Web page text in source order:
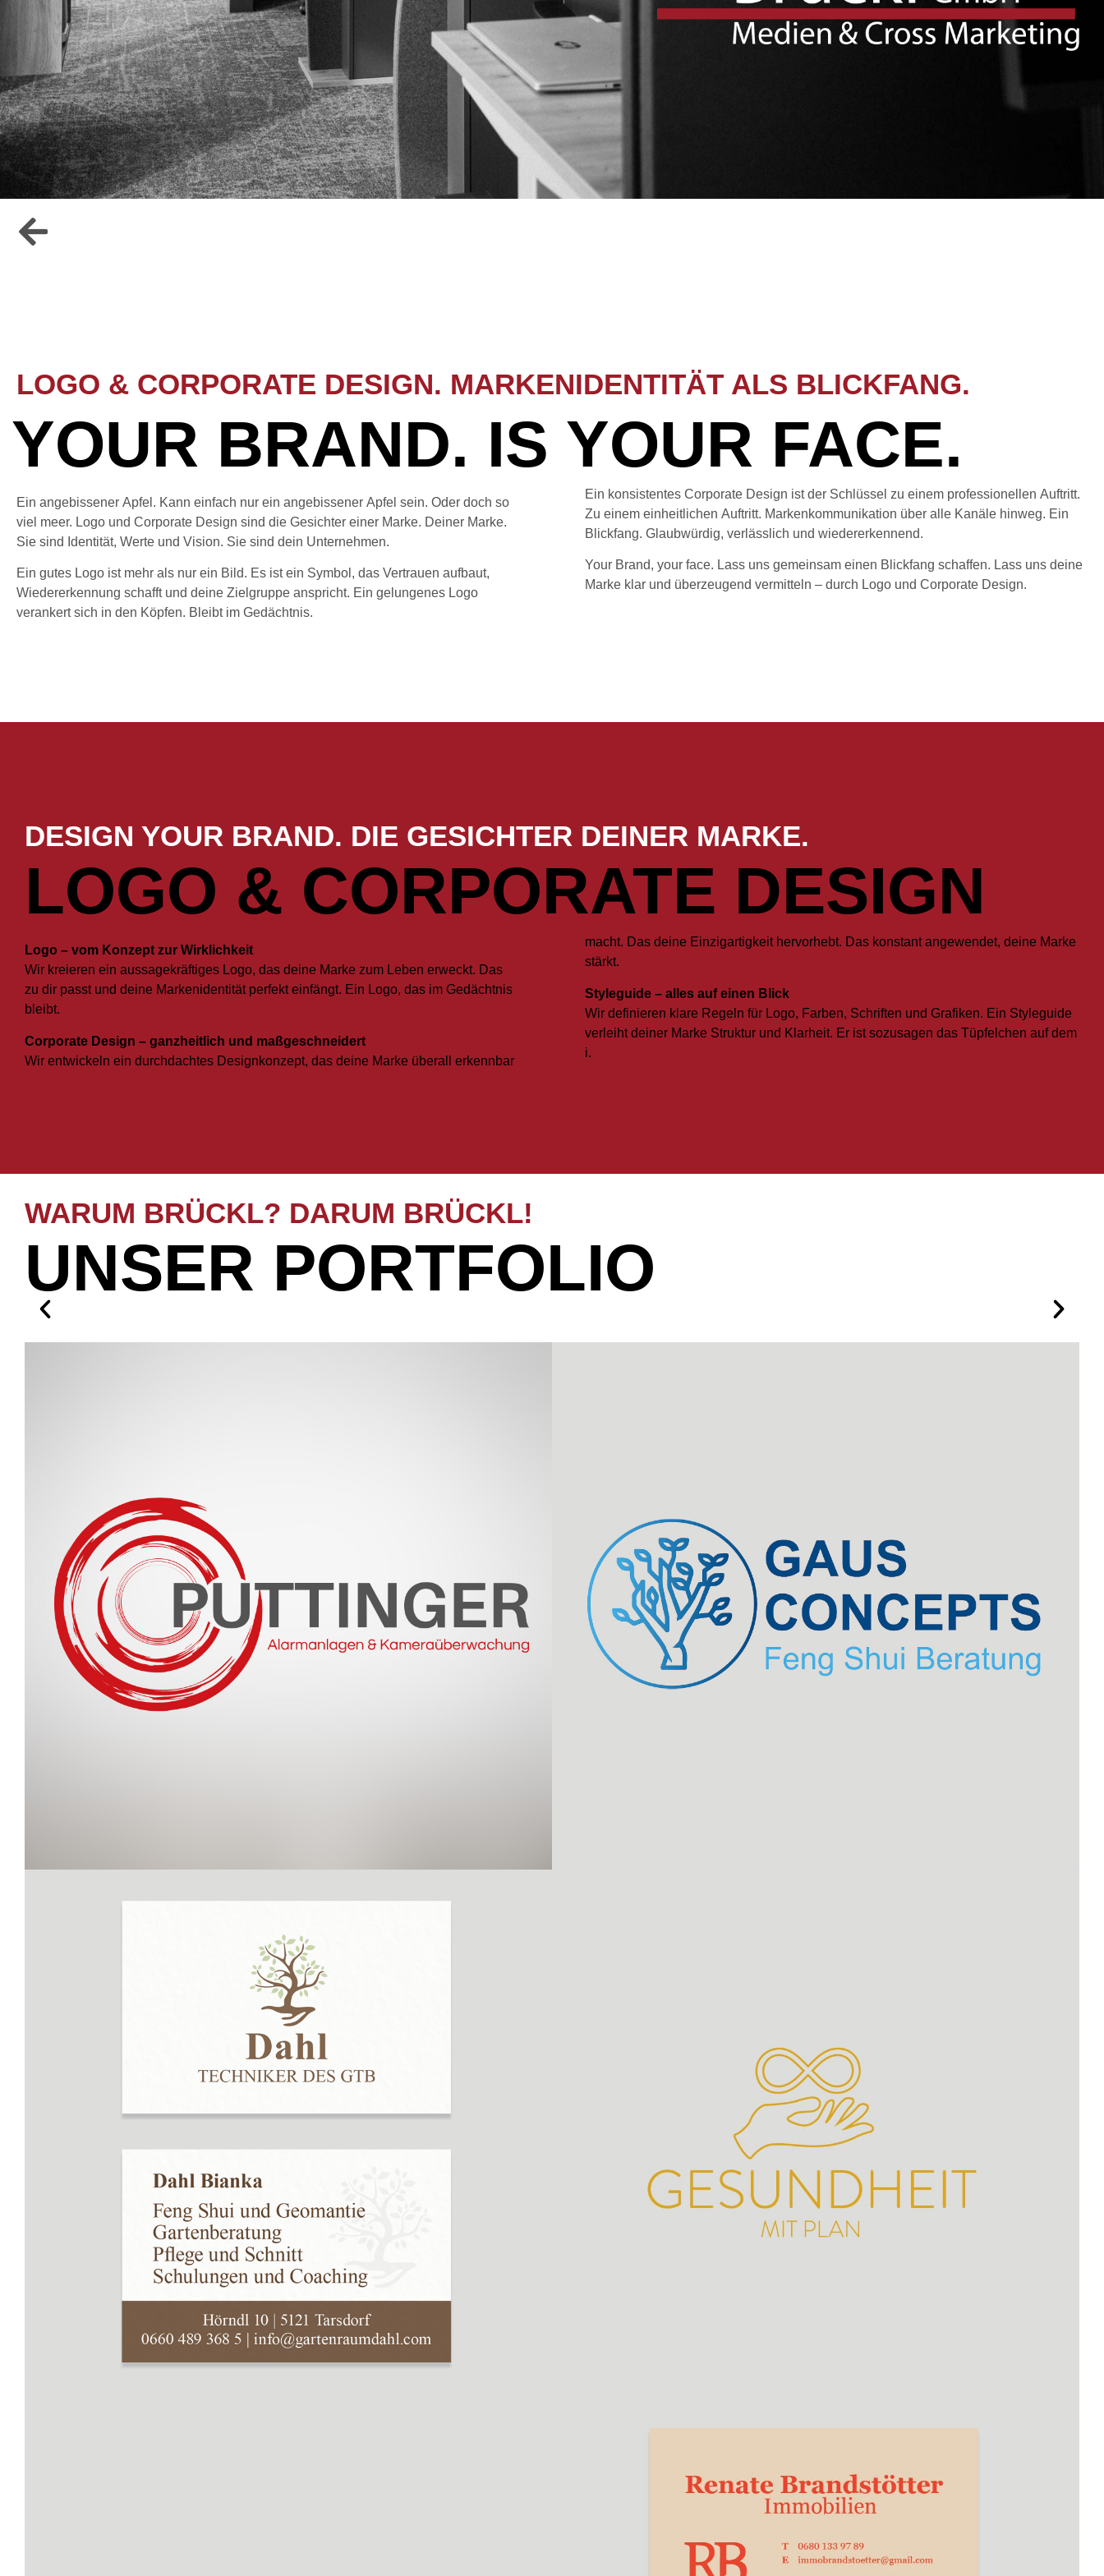
LOGO & CORPORATE DESIGN. MARKENIDENTITÄT ALS BLICKFANG.
YOUR BRAND. IS YOUR FACE.
Ein angebissener Apfel. Kann einfach nur ein angebissener Apfel sein. Oder doch so
viel meer. Logo und Corporate Design sind die Gesichter einer Marke. Deiner Marke.
Sie sind Identität, Werte und Vision. Sie sind dein Unternehmen.
Ein gutes Logo ist mehr als nur ein Bild. Es ist ein Symbol, das Vertrauen aufbaut,
Wiedererkennung schafft und deine Zielgruppe anspricht. Ein gelungenes Logo
verankert sich in den Köpfen. Bleibt im Gedächtnis.
Ein konsistentes Corporate Design ist der Schlüssel zu einem professionellen Auftritt.
Zu einem einheitlichen Auftritt. Markenkommunikation über alle Kanäle hinweg. Ein
Blickfang. Glaubwürdig, verlässlich und wiedererkennend.
Your Brand, your face. Lass uns gemeinsam einen Blickfang schaffen. Lass uns deine
Marke klar und überzeugend vermitteln – durch Logo und Corporate Design.
DESIGN YOUR BRAND. DIE GESICHTER DEINER MARKE.
LOGO & CORPORATE DESIGN
Logo – vom Konzept zur Wirklichkeit
Wir kreieren ein aussagekräftiges Logo, das deine Marke zum Leben erweckt. Das
zu dir passt und deine Markenidentität perfekt einfängt. Ein Logo, das im Gedächtnis
bleibt.
Corporate Design – ganzheitlich und maßgeschneidert
Wir entwickeln ein durchdachtes Designkonzept, das deine Marke überall erkennbar
macht. Das deine Einzigartigkeit hervorhebt. Das konstant angewendet, deine Marke
stärkt.
Styleguide – alles auf einen Blick
Wir definieren klare Regeln für Logo, Farben, Schriften und Grafiken. Ein Styleguide
verleiht deiner Marke Struktur und Klarheit. Er ist sozusagen das Tüpfelchen auf dem
i.
WARUM BRÜCKL? DARUM BRÜCKL!
UNSER PORTFOLIO